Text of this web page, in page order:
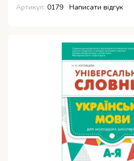
Артикул: 0179 Написати відгук